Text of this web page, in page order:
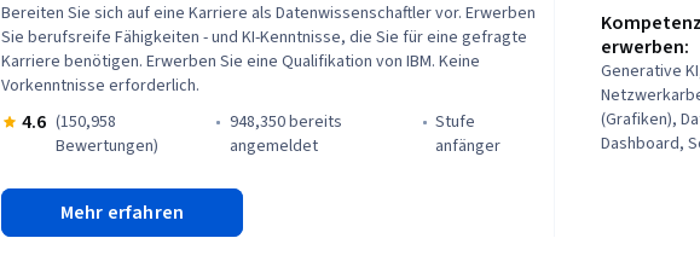
Bereiten Sie sich auf eine Karriere als Datenwissenschaftler vor. Erwerben
Sie berufsreife Fähigkeiten - und KI-Kenntnisse, die Sie für eine gefragte
Karriere benötigen. Erwerben Sie eine Qualifikation von IBM. Keine
Vorkenntnisse erforderlich.
4.6 (150,958
Bewertungen)
948,350 bereits
angemeldet
stufe
anfänger
Mehr erfahren
erwerben:
Generative
(Grafiken),
Dashboard,